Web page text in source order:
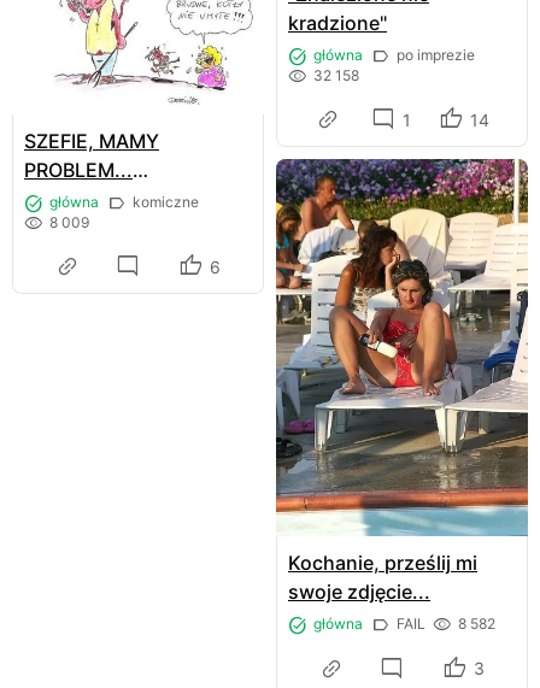
kradzione"
główna
po imprezie
32 158
1 14
SZEFIE, MAMY
PROBLEM...
GESSLEROWA WPADŁA
Z KONTROLĄ
główna
komiczne
8 009
6
Kochanie, prześlij mi
swoje zdjęcie...
główna FAIL 8 582
3